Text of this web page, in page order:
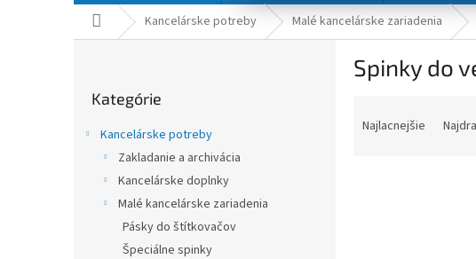
DomovKancelárske potreby Malé kancelárske zariadenia
kategórie
Kategórie
Kancelárske potreby
Zakladanie a archivácia
Kancelárske doplnky
Malé kancelárske zariadenia
Pásky do štítkovačov
Špeciálne spinky
Spinky do
Najlacnejšie